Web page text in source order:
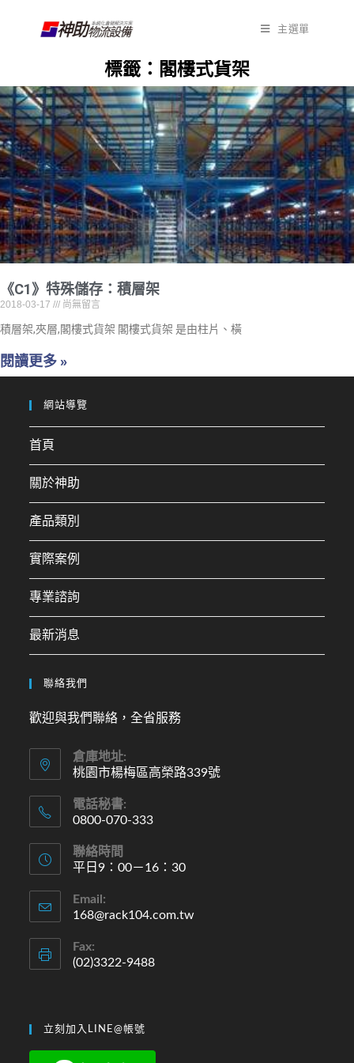
主選單
標籤：閣樓式貨架
《C1》特殊儲存：積層架
2018-03-17 尚無留言
積層架,夾層,閣樓式貨架 閣樓式貨架 是由柱片、橫
閱讀更多 »
網站導覽
首頁
關於神助
產品類別
實際案例
專業諮詢
最新消息
聯絡我們
歡迎與我們聯絡，全省服務
倉庫地址:
桃園市楊梅區高榮路339號
電話秘書:
0800-070-333
聯絡時間
平日9：00－16：30
Email:
168@rack104.com.tw
Fax:
(02)3322-9488
立刻加入LINE@帳號